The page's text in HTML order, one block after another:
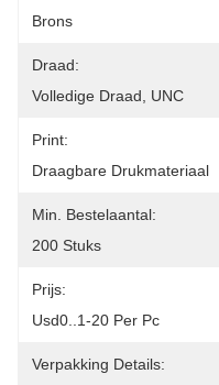
Brons
Draad:
Volledige Draad, UNC
Print:
Draagbare Drukmateriaal
Min. Bestelaantal:
200 Stuks
Prijs:
Usd0..1-20 Per Pc
Verpakking Details: